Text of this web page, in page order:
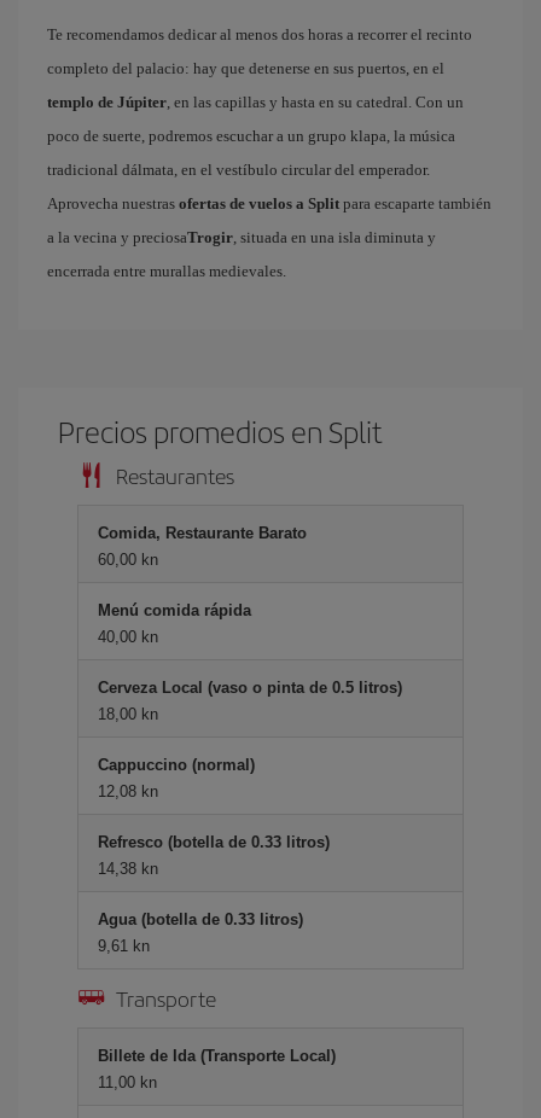
Te recomendamos dedicar al menos dos horas a recorrer el recinto
completo del palacio: hay que detenerse en sus puertos, en el
templo de Júpiter , en las capillas y hasta en su catedral. Con un
poco de suerte, podremos escuchar a un grupo klapa, la música
tradicional dálmata, en el vestíbulo circular del emperador.
Aprovecha nuestras ofertas de vuelos a Split para escaparte también
a la vecina y preciosaTrogir , situada en una isla diminuta y
encerrada entre murallas medievales.
Precios promedios en Split
Restaurantes
Comida, Restaurante Barato
60,00 kn
Menú comida rápida
40,00 kn
Cerveza Local (vaso o pinta de 0.5 litros)
18,00 kn
Cappuccino (normal)
12,08 kn
Refresco (botella de 0.33 litros)
14,38 kn
Agua (botella de 0.33 litros)
9,61 kn
Transporte
Billete de Ida (Transporte Local)
11,00 kn